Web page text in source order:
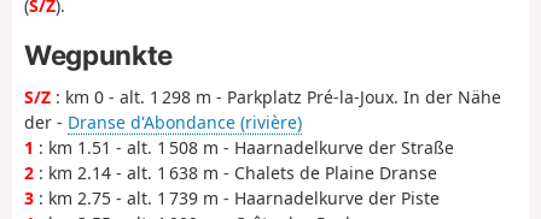
(S/Z).
Wegpunkte
S/Z : km 0 - alt. 1 298 m - Parkplatz Pré-la-Joux. In der Nähe
der - Dranse d'Abondance (rivière)
1 : km 1.51 - alt. 1 508 m - Haarnadelkurve der Straße
2 : km 2.14 - alt. 1 638 m - Chalets de Plaine Dranse
3 : km 2.75 - alt. 1 739 m - Haarnadelkurve der Piste